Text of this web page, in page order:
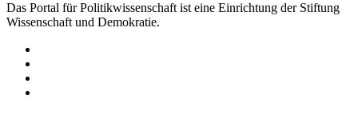
Das Portal für Politikwissenschaft ist eine Einrichtung der Stiftung
Wissenschaft und Demokratie.